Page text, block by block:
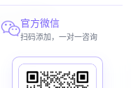
用香港卡注册whatsapp,香港卡不能注册whatsapp
官方微信
扫码添加，一对一咨询